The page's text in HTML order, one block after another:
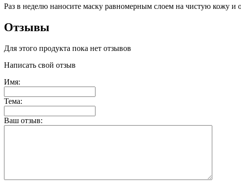
Раз в неделю наносите маску равномерным слоем на чистую кожу и
Отзывы
Для этого продукта пока нет отзывов
Написать свой отзыв
Имя:
Тема:
Ваш отзыв: